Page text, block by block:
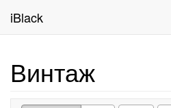
iBlack
Винтаж